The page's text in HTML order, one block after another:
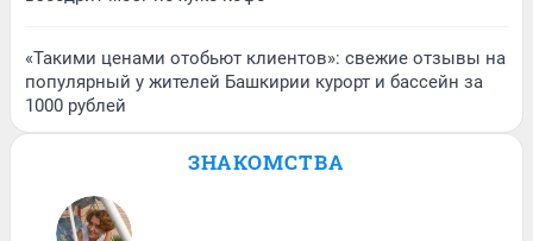
«Такими ценами отобьют клиентов»: свежие отзывы на
популярный у жителей Башкирии курорт и бассейн за
1000 рублей
ЗНАКОМСТВА